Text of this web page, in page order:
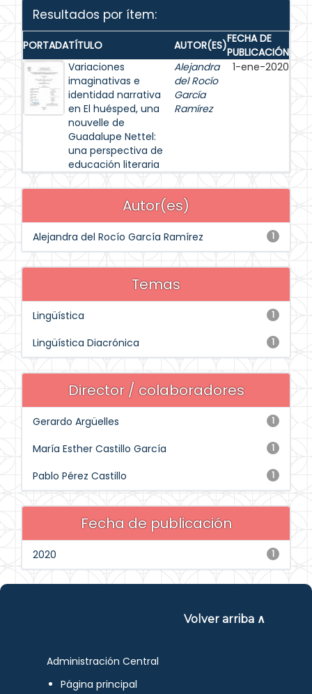
Resultados por ítem:
PORTADATÍTULO AUTOR(ES)FECHA DE
PUBLICACIÓN
Variaciones
imaginativas e
identidad narrativa
en El huésped, una
nouvelle de
Guadalupe Nettel:
una perspectiva de
educación literaria
Alejandra
del Rocío
García
Ramírez
1-ene-2020
Autor(es)
1
Alejandra del Rocío García Ramírez
Temas
1
Lingüística
1
Lingüística Diacrónica
Director / colaboradores
1
Gerardo Argüelles
1
María Esther Castillo García
1
Pablo Pérez Castillo
Fecha de publicación
1
2020
Volver arriba ∧
Administración Central
Página principal